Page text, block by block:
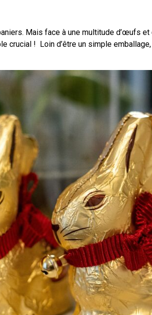
Mais face à une multitude d’œufs
crucial ! Loin d’être un simple